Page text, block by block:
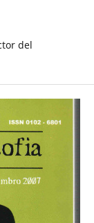
del